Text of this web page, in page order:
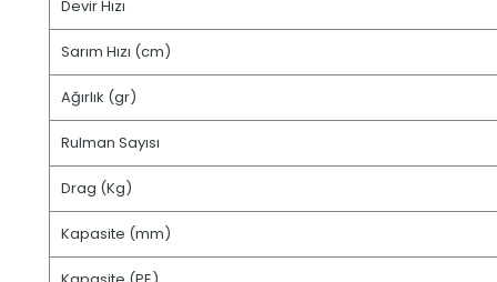
Devir Hızı
Sarım Hızı (cm)
Ağırlık (gr)
Rulman Sayısı
Drag (Kg)
Kapasite (mm)